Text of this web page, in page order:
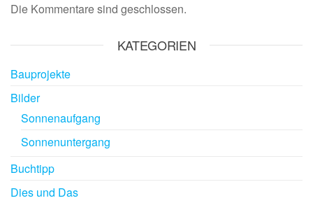
Die Kommentare sind geschlossen.
KATEGORIEN
Bauprojekte
Bilder
Sonnenaufgang
Sonnenuntergang
Buchtipp
Dies und Das